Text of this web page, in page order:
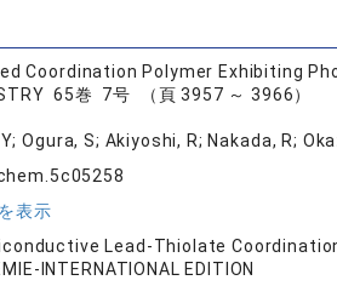
Coordination Polymer Exhibiting
65巻 7号 （頁 3957 ～ 3966）
Ogura, S; Akiyoshi, R; Nakada, R;
表示
Lead-Thiolate
INTERNATIONAL EDITION